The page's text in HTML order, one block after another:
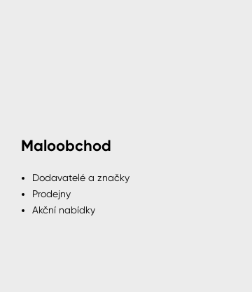
Maloobchod
Dodavatelé a značky
Prodejny
Akční nabídky